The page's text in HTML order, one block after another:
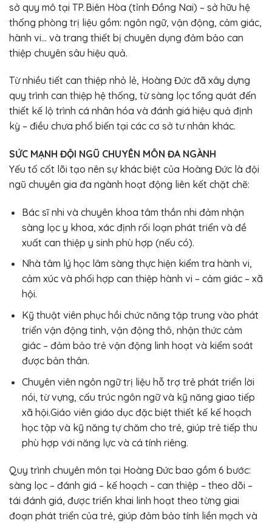
sở quy mô tại TP. Biên Hòa (tỉnh Đồng Nai) – sở hữu hệ
thống phòng trị liệu gồm: ngôn ngữ, vận động, cảm giác,
hành vi… và trang thiết bị chuyên dụng đảm bảo can
thiệp chuyên sâu hiệu quả.
Từ nhiều tiết can thiệp nhỏ lẻ, Hoàng Đức đã xây dựng
quy trình can thiệp hệ thống, từ sàng lọc tổng quát đến
thiết kế lộ trình cá nhân hóa và đánh giá hiệu quả định
kỳ – điều chưa phổ biến tại các cơ sở tư nhân khác.
SỨC MẠNH ĐỘI NGŨ CHUYÊN MÔN ĐA NGÀNH
Yếu tố cốt lõi tạo nên sự khác biệt của Hoàng Đức là đội
ngũ chuyên gia đa ngành hoạt động liên kết chặt chẽ:
Bác sĩ nhi và chuyên khoa tâm thần nhi đảm nhận
sàng lọc y khoa, xác định rối loạn phát triển và đề
xuất can thiệp y sinh phù hợp (nếu có).
Nhà tâm lý học lâm sàng thực hiện kiểm tra hành vi,
cảm xúc và phối hợp can thiệp hành vi – cảm giác – xã
hội.
Kỹ thuật viên phục hồi chức năng tập trung vào phát
triển vận động tinh, vận động thô, nhận thức cảm
giác – đảm bảo trẻ vận động linh hoạt và kiểm soát
được bản thân.
Chuyên viên ngôn ngữ trị liệu hỗ trợ trẻ phát triển lời
nói, từ vựng, cấu trúc ngôn ngữ và kỹ năng giao tiếp
xã hội.Giáo viên giáo dục đặc biệt thiết kế kế hoạch
học tập và kỹ năng tự chăm cho trẻ, giúp trẻ tiếp thu
phù hợp với năng lực và cá tính riêng.
Quy trình chuyên môn tại Hoàng Đức bao gồm 6 bước:
sàng lọc – đánh giá – kế hoạch – can thiệp – theo dõi –
tái đánh giá, được triển khai linh hoạt theo từng giai
đoạn phát triển của trẻ, giúp đảm bảo tính liền mạch và